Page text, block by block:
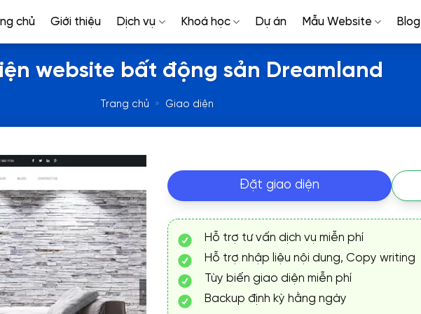
chủ Giới thiệu Dịch vụ Khoá học Dự án Mẫu Website Blog
website bất động sản Dreamland
Trang chủ » Giao diện
Đặt giao diện
Hỗ trợ tư vấn dịch vụ miễn phí
Hỗ trợ nhập liệu nội dung, Copy writing
Tùy biến giao diện miễn phí
Backup định kỳ hằng ngày